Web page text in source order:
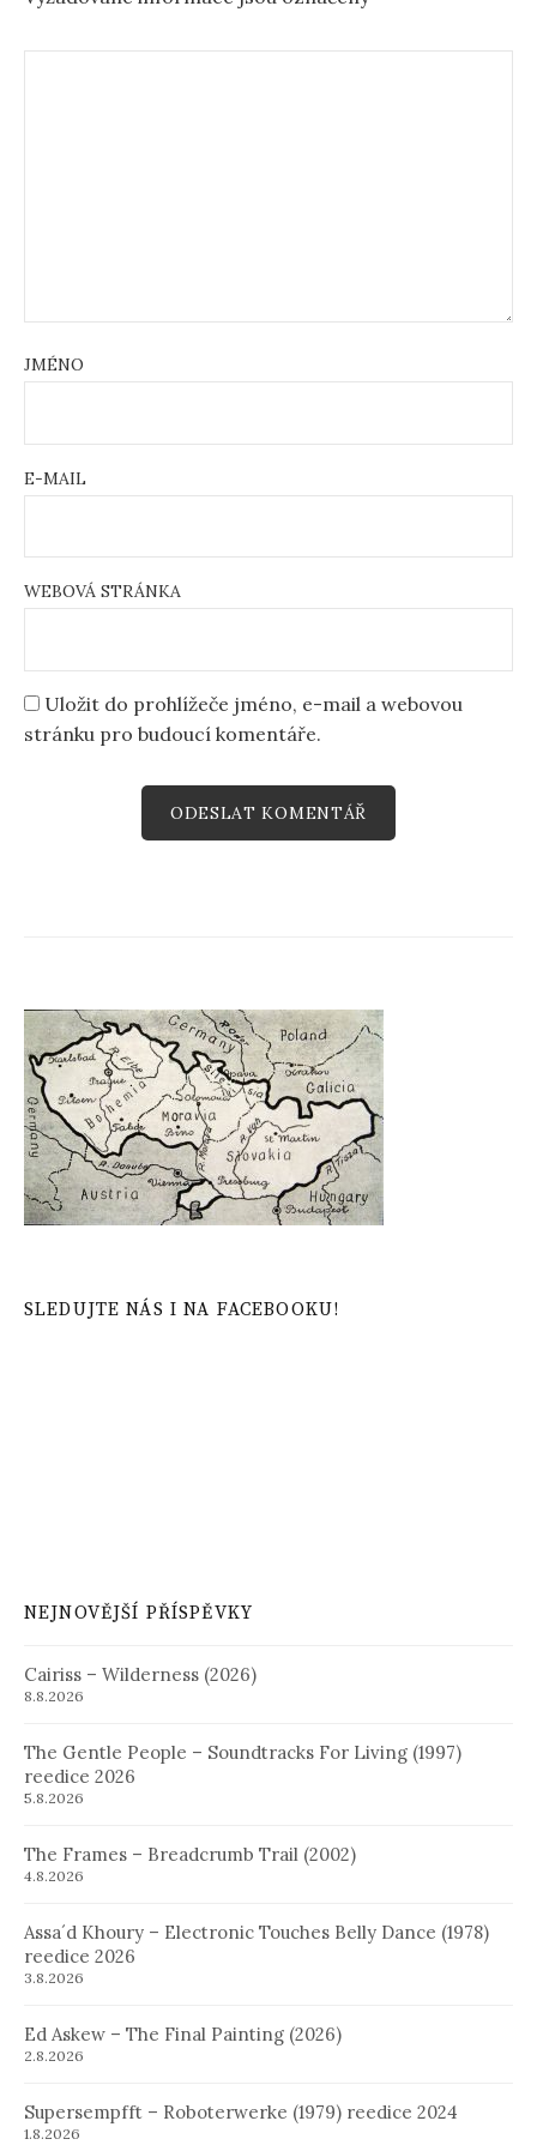
JMÉNO
E-MAIL
WEBOVÁ STRÁNKA
Uložit do prohlížeče jméno, e-mail a webovou
stránku pro budoucí komentáře.
SLEDUJTE NÁS I NA FACEBOOKU!
NEJNOVĚJŠÍ PŘÍSPĚVKY
Cairiss – Wilderness (2026)
8.8.2026
The Gentle People – Soundtracks For Living (1997)
reedice 2026
5.8.2026
The Frames – Breadcrumb Trail (2002)
4.8.2026
Assa´d Khoury – Electronic Touches Belly Dance (1978)
reedice 2026
3.8.2026
Ed Askew – The Final Painting (2026)
2.8.2026
Supersempfft – Roboterwerke (1979) reedice 2024
1.8.2026